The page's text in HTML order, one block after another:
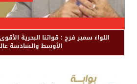
اللواء سمير فرج : قواتنا البحرية
الأوسط والسادسة